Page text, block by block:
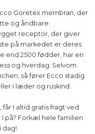
Goretex membran, der
og åndbare.
receptor, der giver
på markedet er deres
end 2500 fødder, har en
og hverdag. Selvom
så fører Ecco stadig
i læder og ruskind.
I altid gratis fragt ved
på? Forkæl hele familien
dag!